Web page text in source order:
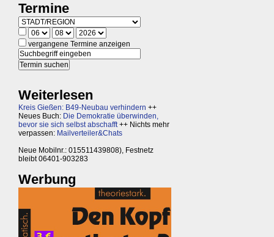
Termine
vergangene Termine anzeigen
Weiterlesen
Kreis Gießen: B49-Neubau verhindern ++
Neues Buch: Die Demokratie überwinden,
bevor sie sich selbst abschafft++ Nichts mehr
verpassen: Mailverteiler&Chats
Neue Mobilnr.: 015511439808), Festnetz
bleibt 06401-903283
Werbung